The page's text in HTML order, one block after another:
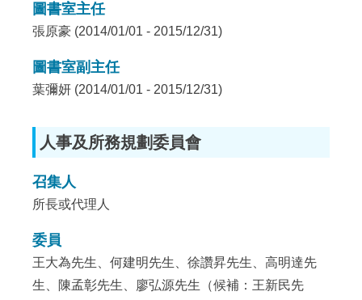
圖書室主任
張原豪 (2014/01/01 - 2015/12/31)
圖書室副主任
葉彌妍 (2014/01/01 - 2015/12/31)
人事及所務規劃委員會
召集人
所長或代理人
委員
王大為先生、何建明先生、徐讚昇先生、高明達先
生、陳孟彰先生、廖弘源先生（候補：王新民先